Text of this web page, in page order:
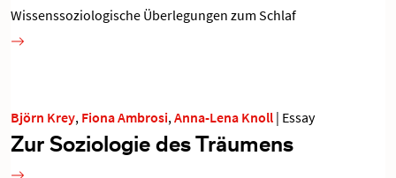
Wissenssoziologische Überlegungen zum Schlaf
Björn Krey, Fiona Ambrosi, Anna-Lena Knoll | Essay
Zur Soziologie des Träumens